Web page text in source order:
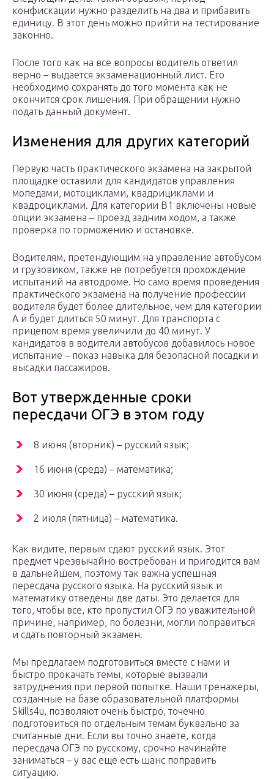
конфискации нужно разделить на два и прибавить
единицу. В этот день можно прийти на тестирование
законно.
После того как на все вопросы водитель ответил
верно – выдается экзаменационный лист. Его
необходимо сохранять до того момента как не
окончится срок лишения. При обращении нужно
подать данный документ.
Изменения для других категорий
Первую часть практического экзамена на закрытой
площадке оставили для кандидатов управления
мопедами, мотоциклами, квадрициклами и
квадроциклами. Для категории В1 включены новые
опции экзамена – проезд задним ходом, а также
проверка по торможению и остановке.
Водителям, претендующим на управление автобусом
и грузовиком, также не потребуется прохождение
испытаний на автодроме. Но само время проведения
практического экзамена на получение профессии
водителя будет более длительное, чем для категории
А и будет длиться 50 минут. Для транспорта с
прицепом время увеличили до 40 минут. У
кандидатов в водители автобусов добавилось новое
испытание – показ навыка для безопасной посадки и
высадки пассажиров.
Вот утвержденные сроки
пересдачи ОГЭ в этом году
8 июня (вторник) – русский язык;
16 июня (среда) – математика;
30 июня (среда) – русский язык;
2 июля (пятница) – математика.
Как видите, первым сдают русский язык. Этот
предмет чрезвычайно востребован и пригодится вам
в дальнейшем, поэтому так важна успешная
пересдача русского языка. На русский язык и
математику отведены две даты. Это делается для
того, чтобы все, кто пропустил ОГЭ по уважительной
причине, например, по болезни, могли поправиться
и сдать повторный экзамен.
Мы предлагаем подготовиться вместе с нами и
быстро прокачать темы, которые вызвали
затруднения при первой попытке. Наши тренажеры,
созданные на базе образовательной платформы
Skills4u, позволяют очень быстро, точечно
подготовиться по отдельным темам буквально за
считанные дни. Если вы точно знаете, когда
пересдача ОГЭ по русскому, срочно начинайте
заниматься – у вас еще есть шанс поправить
ситуацию.